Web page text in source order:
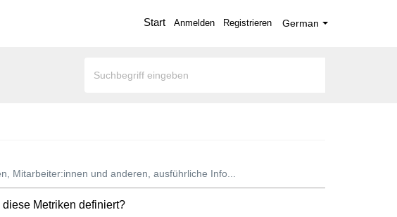
Start German
Anmelden Registrieren
Mitarbeiter:innen und anderen, ausführliche Info...
Metriken definiert?